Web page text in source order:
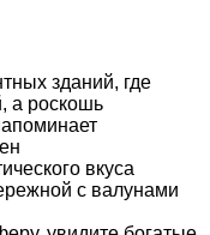
зданий, где
а роскошь
вкуса
с валунами